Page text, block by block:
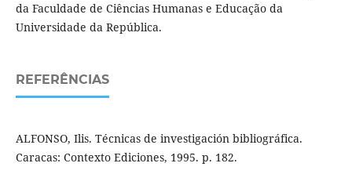
da Faculdade de Ciências Humanas e Educação da
Universidade da República.
REFERÊNCIAS
ALFONSO, Ilis. Técnicas de investigación bibliográfica.
Caracas: Contexto Ediciones, 1995. p. 182.